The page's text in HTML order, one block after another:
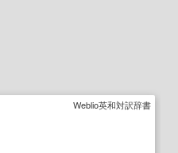
Weblio英和対訳辞書